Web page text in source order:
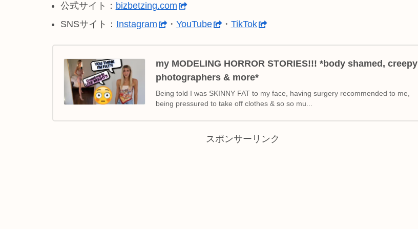
公式サイト： bizbetzing.com
SNSサイト： Instagram ・ YouTube ・ TikTok
my MODELING HORROR STORIES!!! *body shamed, creepy
photographers & more*
Being told I was SKINNY FAT to my face, having surgery recommended to me,
being pressured to take off clothes & so so mu...
スポンサーリンク